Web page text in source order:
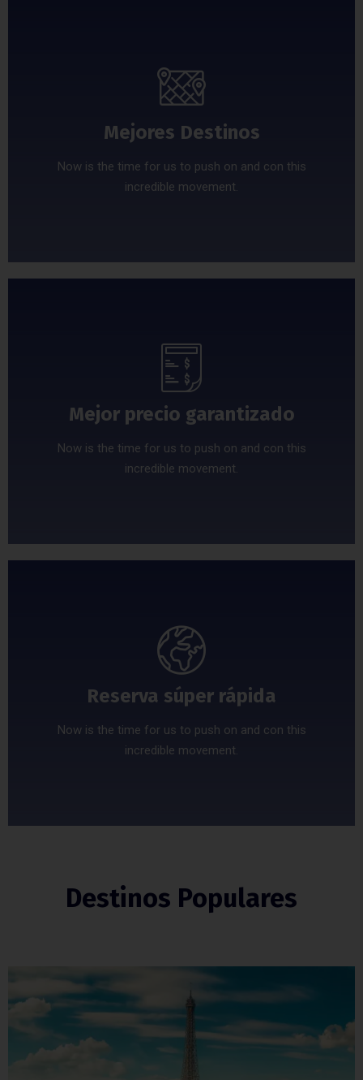
Mejores Destinos
Now is the time for us to push on and con this
incredible movement.
Mejor precio garantizado
Now is the time for us to push on and con this
incredible movement.
Reserva súper rápida
Now is the time for us to push on and con this
incredible movement.
Destinos Populares